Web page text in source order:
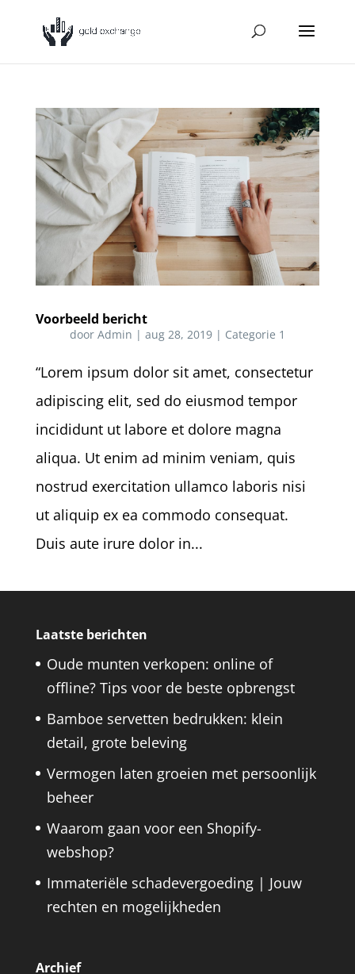
Voorbeeld bericht
door Admin | aug 28, 2019| Categorie 1
“Lorem ipsum dolor sit amet, consectetur
adipiscing elit, sed do eiusmod tempor
incididunt ut labore et dolore magna
aliqua. Ut enim ad minim veniam, quis
nostrud exercitation ullamco laboris nisi
ut aliquip ex ea commodo consequat.
Duis aute irure dolor in...
Laatste berichten
Oude munten verkopen: online of
offline? Tips voor de beste opbrengst
Bamboe servetten bedrukken: klein
detail, grote beleving
Vermogen laten groeien met persoonlijk
beheer
Waarom gaan voor een Shopify-
webshop?
Immateriële schadevergoeding | Jouw
rechten en mogelijkheden
Archief